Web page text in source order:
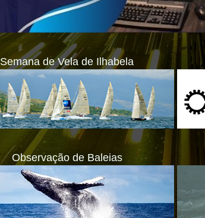
Semana de Vela de Ilhabela
Observação de Baleias